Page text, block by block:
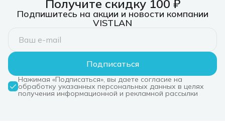
Получите скидку 100 ₽
Подпишитесь на акции и новости компании
VISTLAN
Подписаться
Нажимая «Подписаться», вы даете согласие на
обработку указанных персональных данных в целях
получения информационной и рекламной рассылки